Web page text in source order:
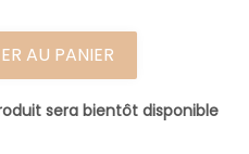
AU PANIER
sera bientôt disponible